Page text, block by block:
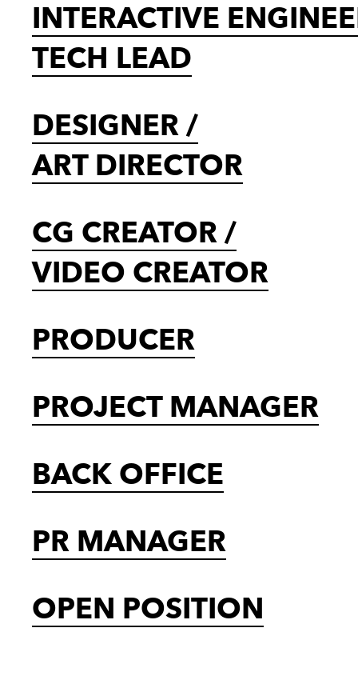
INTERACTIVE
TECH LEAD
DESIGNER /
ART DIRECTOR
CG CREATOR /
VIDEO CREATOR
PRODUCER
PROJECT MANAGER
BACK OFFICE
PR MANAGER
OPEN POSITION